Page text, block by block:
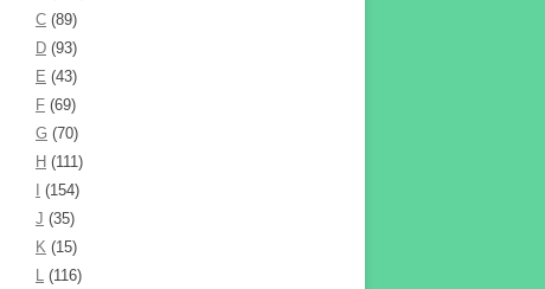
C (89)
D (93)
E (43)
F (69)
G (70)
H (111)
(154)
J (35)
K (15)
L (116)